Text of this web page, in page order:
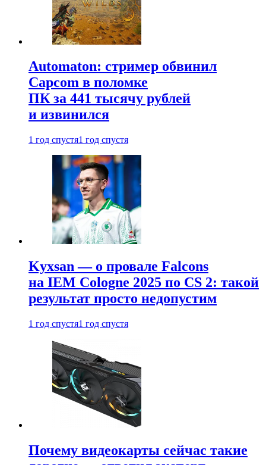
Automaton: стример обвинил
Capcom в поломке
ПК за 441 тысячу рублей
и извинился
1 год спустя1 год спустя
Kyxsan — о провале Falcons
на IEM Cologne 2025 по CS 2: такой
результат просто недопустим
1 год спустя1 год спустя
Почему видеокарты сейчас такие